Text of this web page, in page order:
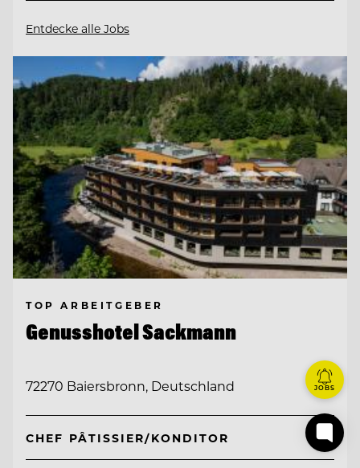
Entdecke alle Jobs
TOP ARBEITGEBER
Genusshotel Sackmann
72270 Baiersbronn, Deutschland
CHEF PÂTISSIER/KONDITOR
JOBS